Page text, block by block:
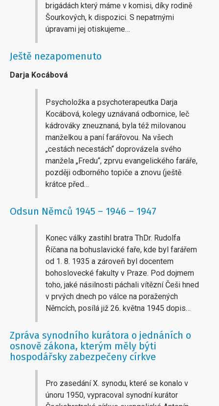
brigádách který máme v komisi, díky rodině
Šourkových, k dispozici. S nepatrnými
úpravami jej otiskujeme…
Ještě nezapomenuto
Darja Kocábová
Psycholožka a psychoterapeutka Darja
Kocábová, kolegy uznávaná odbornice, leč
kádrováky zneuznaná, byla též milovanou
manželkou a paní farářovou. Na všech
„cestách necestách“ doprovázela svého
manžela „Fredu“, zprvu evangelického faráře,
později odborného topiče a znovu (ještě
krátce před…
Odsun Němců 1945 – 1946 – 1947
Konec války zastihl bratra ThDr. Rudolfa
Říčana na bohuslavické faře, kde byl farářem
od 1. 8. 1935 a zároveň byl docentem
bohoslovecké fakulty v Praze. Pod dojmem
toho, jaké násilnosti páchali vítězní Češi hned
v prvých dnech po válce na poražených
Němcích, posílá již 26. května 1945 dopis…
Zpráva synodního kurátora o jednáních o
osnově zákona, kterým měly býti
hospodářsky zabezpečeny církve
Pro zasedání X. synodu, které se konalo v
únoru 1950, vypracoval synodní kurátor